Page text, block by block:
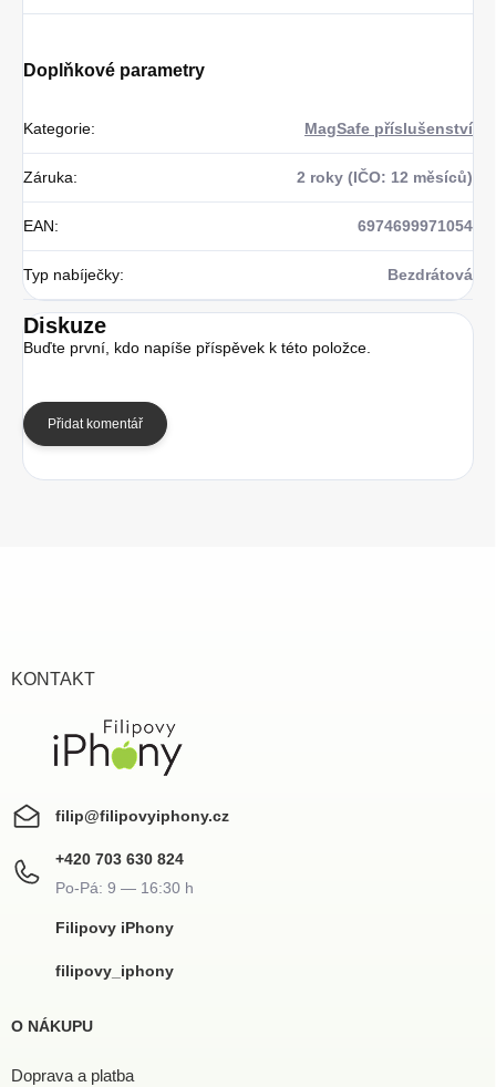
Doplňkové parametry
Kategorie: MagSafe příslušenství
Záruka: 2 roky (IČO: 12 měsíců)
EAN: 6974699971054
Typ nabíječky: Bezdrátová
Diskuze
Buďte první, kdo napíše příspěvek k této položce.
Přidat komentář
KONTAKT
filip@filipovyiphony.cz
+420 703 630 824
Filipovy iPhony
filipovy_iphony
O NÁKUPU
Doprava a platba